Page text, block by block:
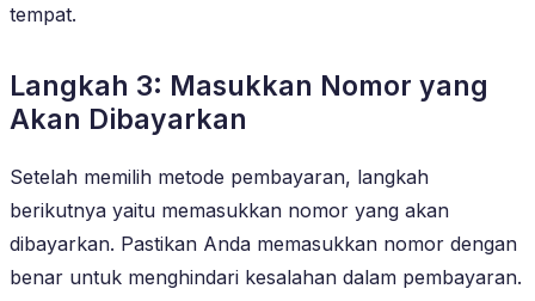
tempat.
Langkah 3: Masukkan Nomor yang
Akan Dibayarkan
Setelah memilih metode pembayaran, langkah
berikutnya yaitu memasukkan nomor yang akan
dibayarkan. Pastikan Anda memasukkan nomor dengan
benar untuk menghindari kesalahan dalam pembayaran.